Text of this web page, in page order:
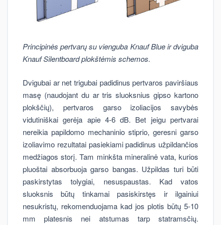
Principinės pertvarų su vienguba Knauf Blue ir dviguba
Knauf Silentboard plokštėmis schemos.
Dvigubai ar net trigubai padidinus pertvaros paviršiaus
masę (naudojant du ar tris sluoksnius gipso kartono
plokščių), pertvaros garso izoliacijos savybės
vidutiniškai gerėja apie 4-6 dB. Bet jeigu pertvarai
nereikia papildomo mechaninio stiprio, geresni garso
izoliavimo rezultatai pasiekiami padidinus užpildančios
medžiagos storį. Tam minkšta mineralinė vata, kurios
pluoštai absorbuoja garso bangas. Užpildas turi būti
paskirstytas tolygiai, nesuspaustas. Kad vatos
sluoksnis būtų tinkamai pasiskirstęs ir ilgainiui
nesukristų, rekomenduojama kad jos plotis būtų 5-10
mm platesnis nei atstumas tarp statramsčių.